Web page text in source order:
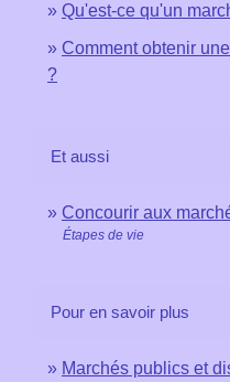
Qu'est-ce qu'un
Comment obtenir
?
Et aussi
Concourir aux
Étapes de vie
Pour en savoir plus
Marchés publics et